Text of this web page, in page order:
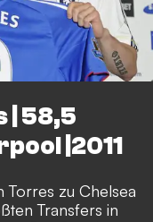
| 58,5
|2011
zu Chelsea
Transfers in